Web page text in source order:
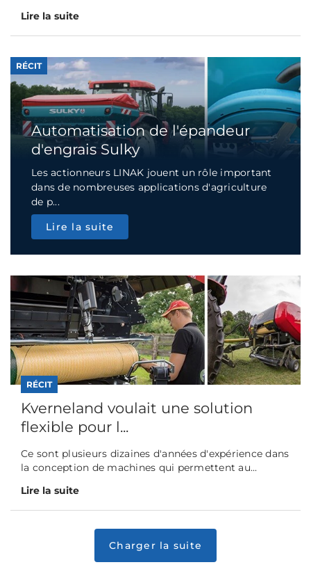
Lire la suite
RÉCIT
Automatisation de l'épandeur
d'engrais Sulky
Les actionneurs LINAK jouent un rôle important
dans de nombreuses applications d'agriculture
de p...
Lire la suite
RÉCIT
Kverneland voulait une solution
flexible pour l...
Ce sont plusieurs dizaines d'années d'expérience dans
la conception de machines qui permettent au...
Lire la suite